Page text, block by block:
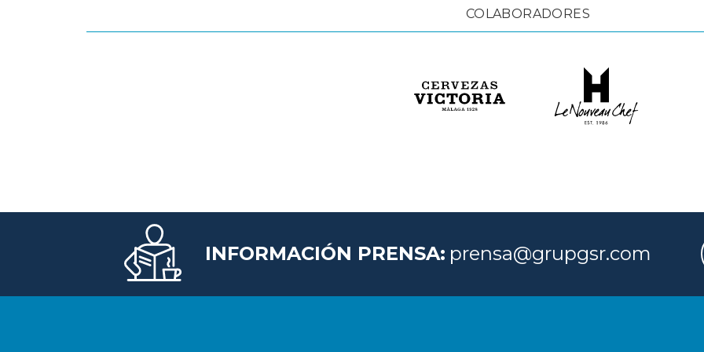
COLABORADORES
INFORMACIÓN PRENSA: prensa@grupgsr.com